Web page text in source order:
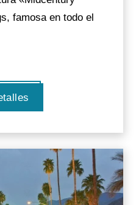
famosa en todo el